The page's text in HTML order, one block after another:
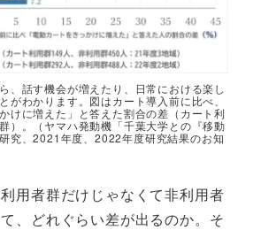
、話す機会が増えたり、日常における楽し
がわかります。図はカート導入前に比べ、
けに増えた」と答えた割合の差（カート利
）。（ヤマハ発動機「千葉大学との『移動
究、2021年度、2022年度研究結果のお知
用者群だけじゃなくて非利用者
、どれぐらい差が出るのか。そ